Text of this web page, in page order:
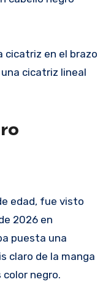
cicatriz en el brazo
cicatriz lineal
edad, fue visto
2026 en
puesta una
claro de la manga
negro.